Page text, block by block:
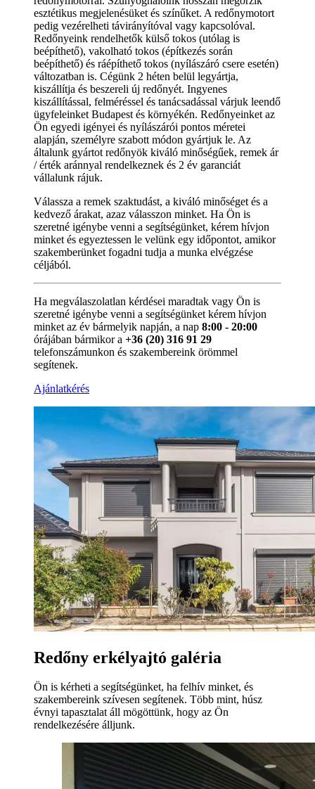
esztétikus megjelenésüket és színűket. A redőnymotort
pedig vezérelheti távirányítóval vagy kapcsolóval.
Redőnyeink rendelhetők külső tokos (utólag is
beépíthető), vakolható tokos (építkezés során
beépíthető) és ráépíthető tokos (nyílászáró csere esetén)
változatban is. Cégünk 2 héten belül legyártja,
kiszállítja és beszereli új redőnyét. Ingyenes
kiszállítással, felméréssel és tanácsadással várjuk leendő
ügyfeleinket Budapest és környékén. Redőnyeinket az
Ön egyedi igényei és nyílászárói pontos méretei
alapján, személyre szabott módon gyártjuk le. Az
általunk gyártot redőnyök kiváló minőségűek, remek ár
/ érték aránnyal rendelkeznek és 2 év garanciát
vállalunk rájuk.
Válassza a remek szaktudást, a kiváló minőséget és a
kedvező árakat, azaz válasszon minket. Ha Ön is
szeretné igénybe venni a segítségünket, kérem hívjon
minket és egyeztessen le velünk egy időpontot, amikor
szakemberünket fogadni tudja a munka elvégzése
céljából.
Ha megválaszolatlan kérdései maradtak vagy Ön is
szeretné igénybe venni a segítségünket kérem hívjon
minket az év bármelyik napján, a nap 8:00 - 20:00
órájában bármikor a +36 (20) 316 91 29
telefonszámunkon és szakembereink örömmel
segítenek.
Ajánlatkérés
Redőny erkélyajtó galéria
Ön is kérheti a segítségünket, ha felhív minket, és
szakembereink szívesen segítenek. Több mint, húsz
évnyi tapasztalat áll mögöttünk, hogy az Ön
rendelkezésére álljunk.